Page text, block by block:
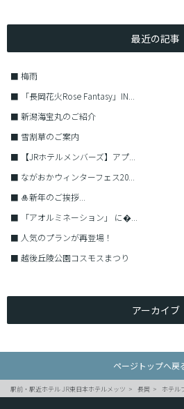
最近の記事
■ 梅雨
■
「長岡花火Rose Fantasy」IN...
■ 新潟海宝丸のご紹介
■ 雪割草のご案内
■
【JRホテルメンバーズ】アプ...
■ ながおかウィンターフェス20...
■ 🎍新年のご挨拶...
■
「アオルミネーション」 に�...
■ 人気のプランが再登場！
■ 越後丘陵公園コスモスまつり
アーカイブ
ページトップへ
駅前・駅近ホテル JR東日本ホテルメッツ 長岡 ホテル